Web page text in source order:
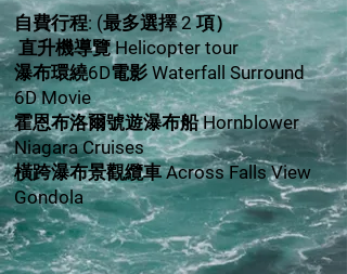
自費行程: (最多選擇 2 項）
直升機導覽 Helicopter tour
瀑布環繞6D電影 Waterfall Surround
6D Movie
霍恩布洛爾號遊瀑布船 Hornblower
Niagara Cruises
橫跨瀑布景觀纜車 Across Falls View
Gondola